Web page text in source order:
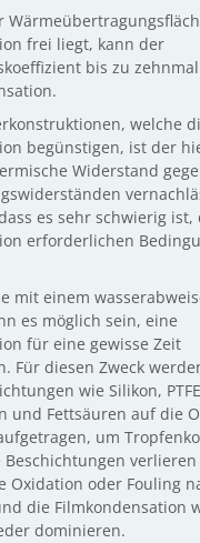
frei liegt, kann der
bis zu
welche
begünstigen, ist der
Widerstand
es sehr schwierig
erforderlichen
mit einem
es möglich sein, eine
für eine gewisse Zeit
Für diesen Zweck
wie Silikon,
und Fettsäuren auf die
um
Beschichtungen
Oxidation oder Fouling
die Filmkondensation
dominieren.